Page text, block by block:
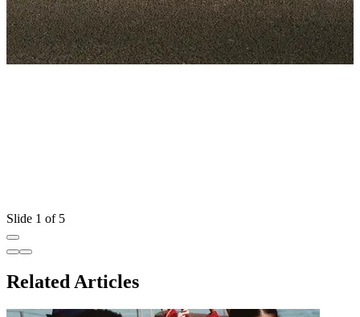
Slide 1 of 5
Related Articles